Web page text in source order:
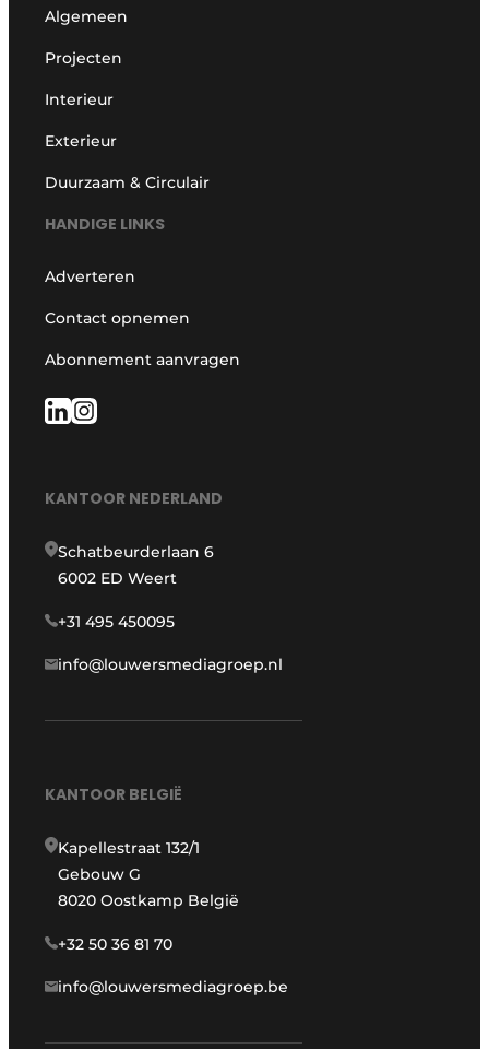
Algemeen
Projecten
Interieur
Exterieur
Duurzaam & Circulair
HANDIGE LINKS
Adverteren
Contact opnemen
Abonnement aanvragen
KANTOOR NEDERLAND
Schatbeurderlaan 6
6002 ED Weert
+31 495 450095
info@louwersmediagroep.nl
KANTOOR BELGIË
Kapellestraat 132/1
Gebouw G
8020 Oostkamp België
+32 50 36 81 70
info@louwersmediagroep.be